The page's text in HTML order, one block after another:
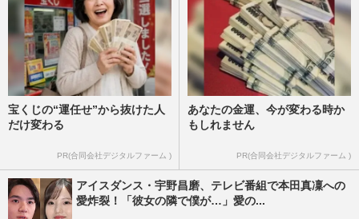
宝くじの“運任せ”から抜けた人
だけ変わる
PR(合同会社デジタルファーム )
あなたの金運、今が変わる時か
もしれません
PR(合同会社デジタルファーム )
アイスダンス・宇野昌磨、テレビ番組で本田真凜への
愛炸裂！「彼女の隣で僕が…」愛の...